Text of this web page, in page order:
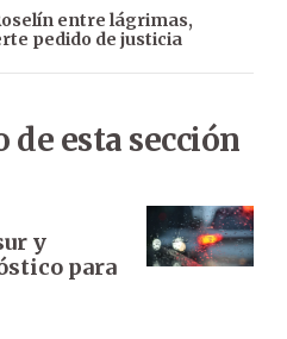
entre lágrimas,
pedido de justicia
esta sección
y
para